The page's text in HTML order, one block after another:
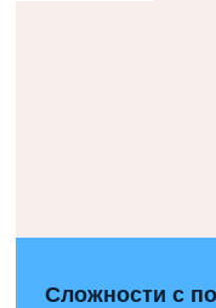
Сложности с